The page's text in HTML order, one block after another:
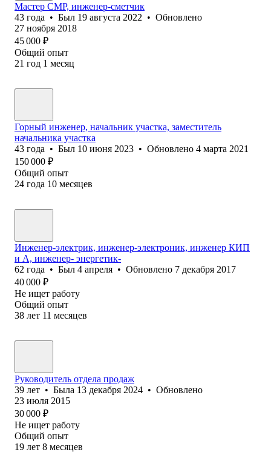
Мастер СМР, инженер-сметчик
43 года • Был 19 августа 2022 • Обновлено
27 ноября 2018
45 000 ₽
Общий опыт
21 год 1 месяц
Горный инженер, начальник участка, заместитель
начальника участка
43 года • Был 10 июня 2023 • Обновлено 4 марта 2021
150 000 ₽
Общий опыт
24 года 10 месяцев
Инженер-электрик, инженер-электроник, инженер КИП
и А, инженер- энергетик-
62 года • Был 4 апреля • Обновлено 7 декабря 2017
40 000 ₽
Не ищет работу
Общий опыт
38 лет 11 месяцев
Руководитель отдела продаж
39 лет • Была 13 декабря 2024 • Обновлено
23 июля 2015
30 000 ₽
Не ищет работу
Общий опыт
19 лет 8 месяцев